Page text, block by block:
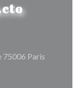
75006 Paris((abre en